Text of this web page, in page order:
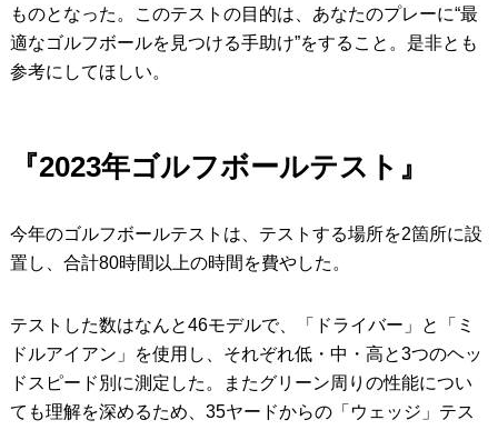
ものとなった。このテストの目的は、あなたのプレーに“最
適なゴルフボールを見つける手助け”をすること。是非とも
参考にしてほしい。
『2023年ゴルフボールテスト』
今年のゴルフボールテストは、テストする場所を2箇所に設
置し、合計80時間以上の時間を費やした。
テストした数はなんと46モデルで、「ドライバー」と「ミ
ドルアイアン」を使用し、それぞれ低・中・高と3つのヘッ
ドスピード別に測定した。またグリーン周りの性能につい
ても理解を深めるため、35ヤードからの「ウェッジ」テス